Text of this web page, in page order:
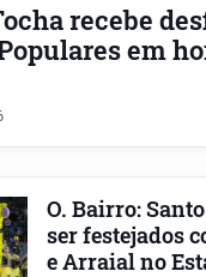
recebe
em
O. Bairro:
ser festejados
e Arraial no